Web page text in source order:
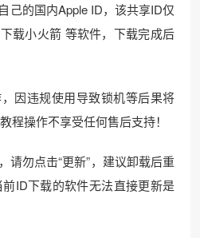
己的国内Apple ID，该共享ID仅
载小火箭 等软件，下载完成后
因违规使用导致锁机等后果将
程操作不享受任何售后支持！
请勿点击“更新”，建议卸载后重
ID下载的软件无法直接更新是